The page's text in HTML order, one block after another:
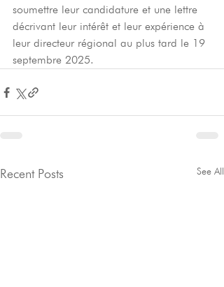
soumettre leur candidature et une lettre
décrivant leur intérêt et leur expérience à
leur directeur régional au plus tard le 19
septembre 2025.
Recent Posts See All